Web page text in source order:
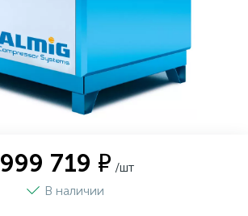
999 719 ₽ /шт
В наличии